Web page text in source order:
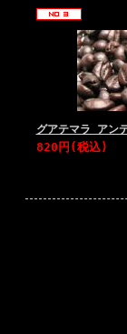
グアテマラ アン
820円(税込)